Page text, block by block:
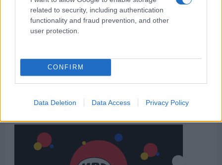
related to security, including authentication
functionality and fraud prevention, and other
user protection.
CONFIRM
Data Deletion Data Access Privacy Policy